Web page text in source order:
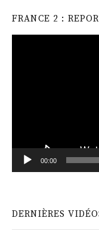
FRANCE 2 :
00:00
DERNIÈRES